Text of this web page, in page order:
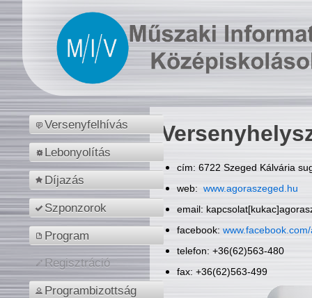
Versenyfelhívás
Lebonyolítás
Díjazás
Szponzorok
Program
Regisztráció
Programbizottság
cím: 6722 Szeged Kálvária
web: www.agoraszeged.hu
email:
facebook:
telefon: +36(62)563-480
fax: +36(62)563-499